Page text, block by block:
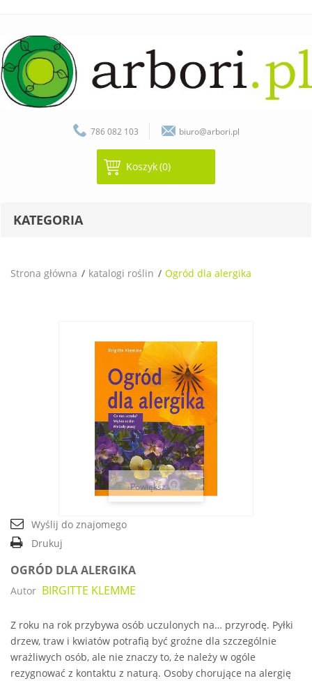
786 082 103 biuro@arbori.pl
Koszyk(0)
KATEGORIA
Strona główna katalogi roślin Ogród dla alergika
Powiększ
Wyślij do znajomego
Drukuj
OGRÓD DLA ALERGIKA
Autor BIRGITTE KLEMME
Z roku na rok przybywa osób uczulonych na… przyrodę. Pyłki
drzew, traw i kwiatów potrafią być groźne dla szczególnie
wrażliwych osób, ale nie znaczy to, że należy w ogóle
rezygnować z kontaktu z naturą. Osoby chorujące na alergię